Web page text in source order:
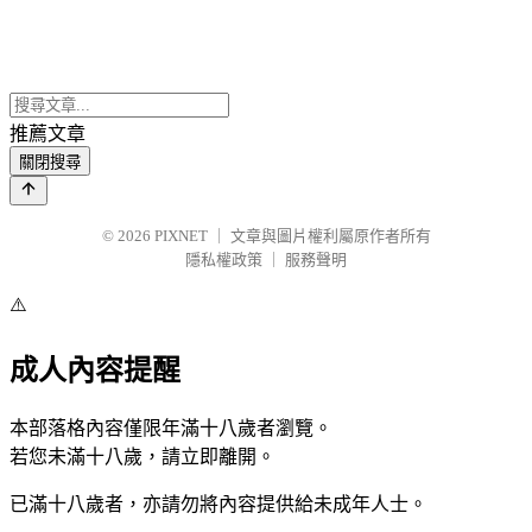
推薦文章
關閉搜尋
© 2026 PIXNET
文章與圖片權利屬原作者所有
隱私權政策
服務聲明
⚠️
成人內容提醒
本部落格內容僅限年滿十八歲者瀏覽。
若您未滿十八歲，請立即離開。
已滿十八歲者，亦請勿將內容提供給未成年人士。